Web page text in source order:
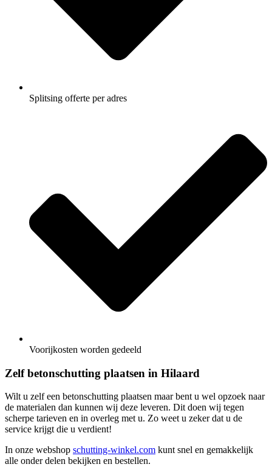
Splitsing offerte per adres
Voorijkosten worden gedeeld
Zelf betonschutting plaatsen in Hilaard
Wilt u zelf een betonschutting plaatsen maar bent u wel opzoek naar
de materialen dan kunnen wij deze leveren. Dit doen wij tegen
scherpe tarieven en in overleg met u. Zo weet u zeker dat u de
service krijgt die u verdient!
In onze webshop schutting-winkel.com kunt snel en gemakkelijk
alle onder delen bekijken en bestellen.